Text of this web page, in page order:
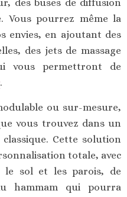
des buses de diffusion
Vous pourrez même la
envies, en ajoutant des
des jets de massage
vous permettront de
.
ou sur-mesure,
vous trouvez dans un
Cette solution
totale, avec
le sol et les parois, de
hammam qui pourra